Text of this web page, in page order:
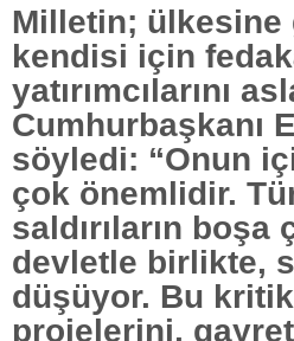
Milletin; ülkesine
kendisi için
yatırımcılarını
Cumhurbaşkanı
söyledi: “Onun
çok önemlidir.
saldırıların boşa
devletle birlikte,
düşüyor. Bu kritik
projelerini,